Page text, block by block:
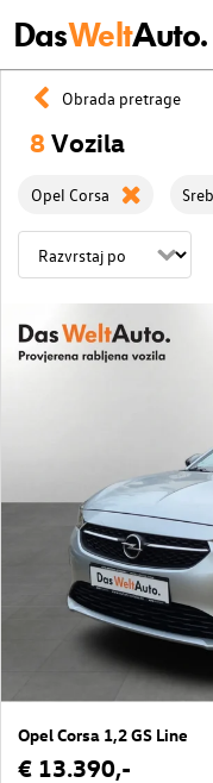
DasWeltAuto.
Obrada pretrage
8Vozila
Opel Corsa
Opel Corsa 1,2 GS Line
€ 13.390,-